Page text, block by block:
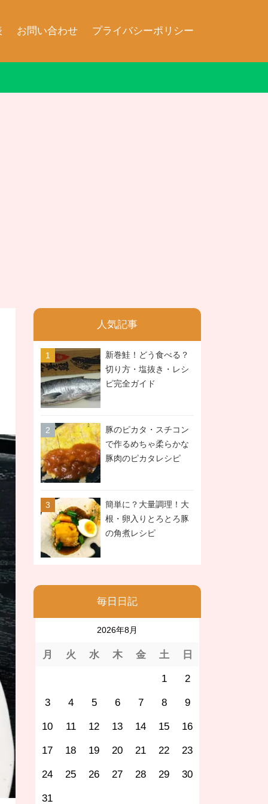
お問い合わせ プライバシーポリシー
人気記事
新巻鮭！どう食べる？
切り方・塩抜き・レシ
ピ完全ガイド
豚のピカタ・スチコン
で作るめちゃ柔らかな
豚肉のピカタレシピ
簡単に？大量調理！大
根・卵入りとろとろ豚
の角煮レシピ
毎日日記
2026年8月
月 火 水 木 金 土 日
1 2
3 4 5 6 7 8 9
10 11 12 13 14 15 16
17 18 19 20 21 22 23
24 25 26 27 28 29 30
31